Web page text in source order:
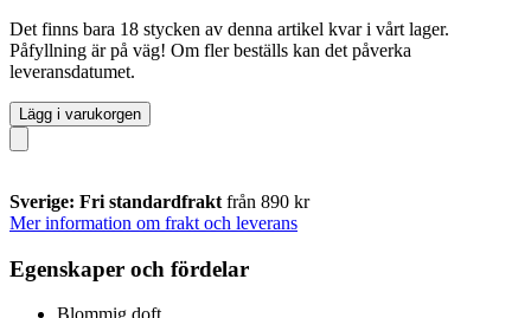
Det finns bara 18 stycken av denna artikel kvar i vårt lager.
Påfyllning är på väg! Om fler beställs kan det påverka
leveransdatumet.
Lägg i varukorgen
Sverige: Fri standardfrakt från 890 kr
Mer information om frakt och leverans
Egenskaper och fördelar